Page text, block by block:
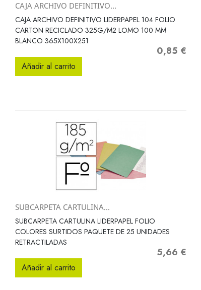
Vista rápida
CAJA ARCHIVO DEFINITIVO...
CAJA ARCHIVO DEFINITIVO LIDERPAPEL 104 FOLIO
CARTON RECICLADO 325G/M2 LOMO 100 MM
BLANCO 365X100X251
Precio
0,85 €
Añadir al carrito
Vista rápida
SUBCARPETA CARTULINA...
SUBCARPETA CARTULINA LIDERPAPEL FOLIO
COLORES SURTIDOS PAQUETE DE 25 UNIDADES
RETRACTILADAS
Precio
5,66 €
Añadir al carrito